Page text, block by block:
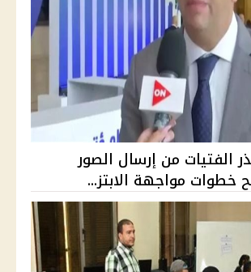
الفتيات من إرسال الصور
خطوات مواجهة الابتز...